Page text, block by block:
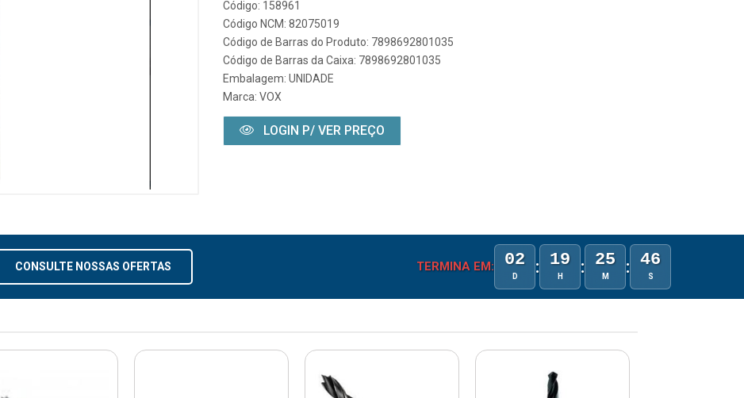
Código: 158961
Código NCM: 82075019
Código de Barras do Produto: 7898692801035
Código de Barras da Caixa: 7898692801035
Embalagem: UNIDADE
Marca: VOX
LOGIN P/ VER PREÇO
CONSULTE NOSSAS OFERTAS TERMINA EM: 02
D : 19
H : 25
M : 45
S